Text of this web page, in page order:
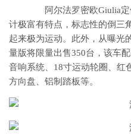
阿尔法罗密欧Giulia定
计极富有特点，标志性的倒三
起来极为运动。此外，从曝光
量版将限量出售350台，该车
音响系统、18寸运动轮圈、红
方向盘、铝制踏板等。